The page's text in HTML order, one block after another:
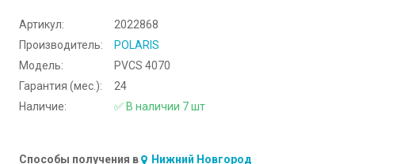
Артикул:
2022868
Производитель:
POLARIS
Модель:
PVCS 4070
Гарантия (мес.):
24
Наличие:
✅ В наличии 7 шт
Способы получения в Нижний Новгород